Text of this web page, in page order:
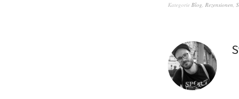
Kategorie Blog Rezensionen